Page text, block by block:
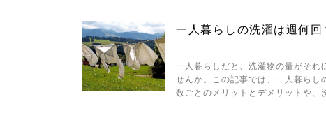
一人暮らしの洗濯は週何
一人暮らしだと、洗濯物の量がそれ
せんか。この記事では、一人暮らし
数ごとのメリットとデメリットや、